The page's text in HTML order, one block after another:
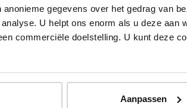
gegevens over het gedrag van
U helpt ons enorm als u deze aan
commerciële doelstelling. U kunt deze
Aanpassen